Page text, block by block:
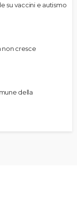
su vaccini e autismo
non cresce
della